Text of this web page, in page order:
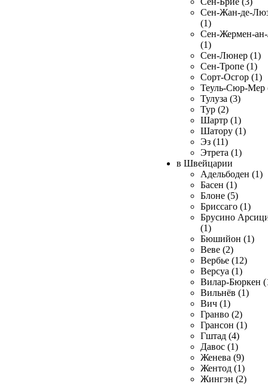
Сен-Жан-де-
(1)
Сен-Жермен-
(1)
Сен-Люнер (1)
Сен-Тропе (1)
Сорт-Осгор (1)
Теуль-Сюр-Мер
Тулуза (3)
Тур (2)
Шартр (1)
Шатору (1)
Эз (11)
Этрета (1)
в Швейцарии
Адельбоден (1)
Басен (1)
Блоне (5)
Бриссаго (1)
Брусино
(1)
Бюшийон (1)
Веве (2)
Вербье (12)
Версуа (1)
Вилар-Бюркен
Вильнёв (1)
Вич (1)
Гранво (2)
Грансон (1)
Гштад (4)
Давос (1)
Женева (9)
Жентод (1)
Жингэн (2)